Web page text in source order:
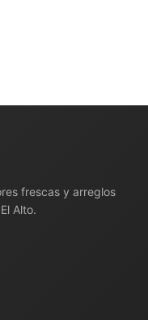
frescas y arreglos
Alto.